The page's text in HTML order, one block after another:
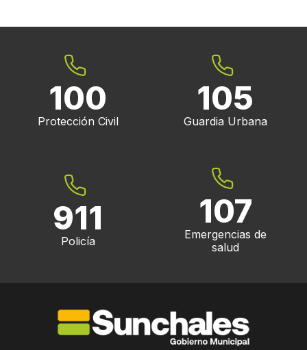
100
Protección Civil
105
Guardia Urbana
911
Policía
107
Emergencias de
salud